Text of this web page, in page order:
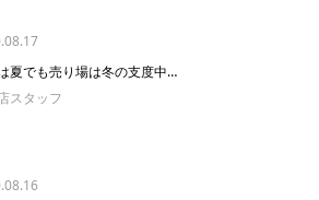
夏でも売り場は冬の支度中…
スタッフ